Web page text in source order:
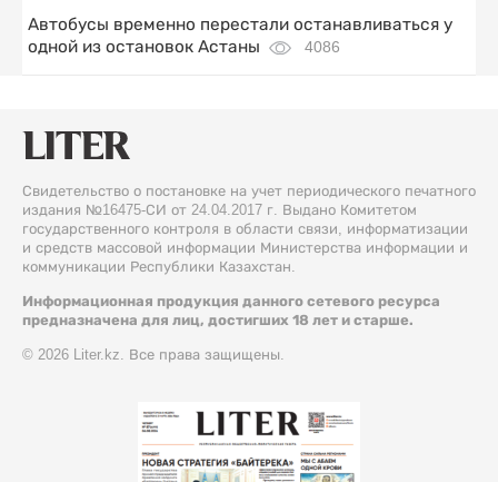
Автобусы временно перестали останавливаться у
одной из остановок Астаны
4086
Свидетельство о постановке на учет периодического печатного
издания №16475-СИ от 24.04.2017 г. Выдано Комитетом
государственного контроля в области связи, информатизации
и средств массовой информации Министерства информации и
коммуникации Республики Казахстан.
Информационная продукция данного сетевого ресурса
предназначена для лиц, достигших 18 лет и старше.
© 2026 Liter.kz. Все права защищены.